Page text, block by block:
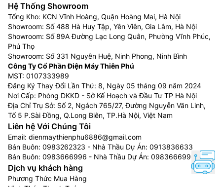
Hệ Thống Showroom
Tổng Kho: KCN Vĩnh Hoàng, Quận Hoàng Mai, Hà Nội
Showroom: Số 488 Hà Huy Tập, Yên Viên, Gia Lâm, Hà Nội
Showroom: Số 89A Đường Lạc Long Quân, Phường Vĩnh Phúc,
Phú Thọ
Showroom: Số 331 Nguyễn Huệ, Ninh Phong, Ninh Bình
Công Ty Cổ Phần Điện Máy Thiên Phú
MST: 0107333989
Đăng Ký Thay Đổi Lần Thứ: 8, Ngày 05 tháng 09 năm 2024
Nơi Cấp: Phòng DKKD - Sở Kế Hoạch và Đầu Tư TP Hà Nội
Địa Chỉ Trụ Sở: Số 2, Ngách 765/27, Đường Nguyễn Văn Linh,
Tổ 5 P.Sài Đồng, Q.Long Biên, TP.Hà Nội, Việt Nam
Liên hệ Với Chúng Tôi
Email: dienmaythienphu6886@gmail.com
Bán Buôn: 0983262323 - Nhà Thầu Dự Án: 0913836633
Bán Buôn: 0983666996 - Nhà Thầu Dự Án: 0983666996
Dịch vụ khách hàng
Phương Thức Mua Hàng